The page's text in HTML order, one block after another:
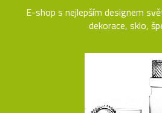
E-shop s nejlepším designem
dekorace, sklo,